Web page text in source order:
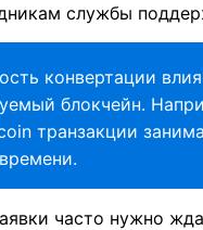
службы
конвертации
блокчейн.
транзакции
часто нужно